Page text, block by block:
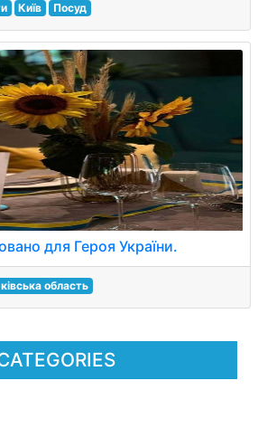
Київ Посуд
для Героя України.
область